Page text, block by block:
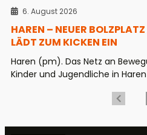
6. August 2026
HAREN – NEUER
LÄDT ZUM KICKEN EIN
Haren (pm). Das Netz an
Kinder und Jugendliche in